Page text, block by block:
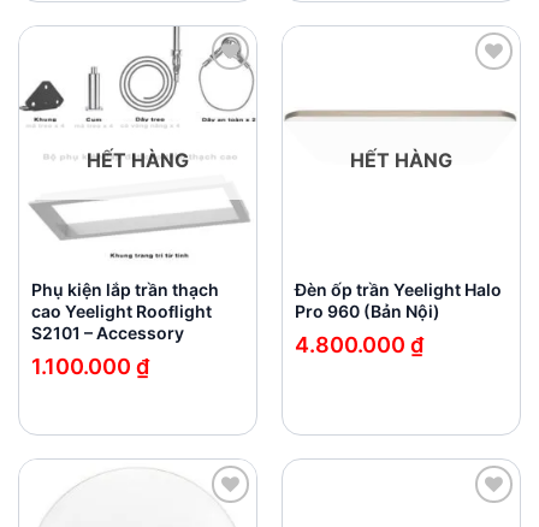
Add to
wishlist
HẾT HÀNG
Phụ kiện lắp trần thạch
cao Yeelight Rooﬂight
S2101 – Accessory
1.100.000 ₫
HẾT HÀNG
Đèn ốp trần Yeelight Halo
Pro 960 (Bản Nội)
4.800.000 ₫